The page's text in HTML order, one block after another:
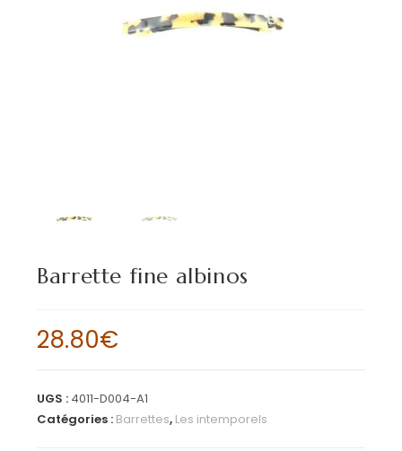
Barrette fine albinos
28.80€
UGS : 4011-D004-A1
Catégories : Barrettes, Les intemporels